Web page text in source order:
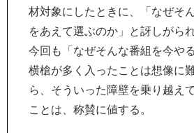
材対象にしたときに、「なぜそ
をあえて選ぶのか」と訝しがら
今回も「なぜそんな番組を今や
横槍が多く入ったことは想像に
ら、そういった障壁を乗り越え
ことは、称賛に値する。